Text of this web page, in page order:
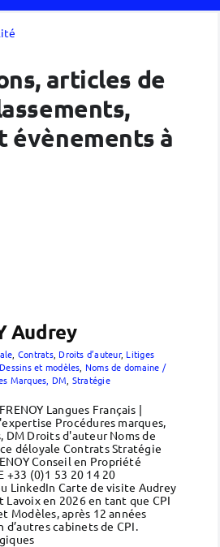
articles de
évènements à
Audrey
Contrats, Droits d’auteur, Litiges
et modèles Noms de domaine /
Marques, DM Stratégie
Langues Français |
Procédures marques,
DM Droits d'auteur Noms de
déloyale Contrats Stratégie
Conseil en Propriété
+33 (0)1 53 20 14 20
LinkedIn Carte de visite Audrey
Lavoix en 2026 en tant que CPI
Modèles, après 12 années
d’autres cabinets de CPI.